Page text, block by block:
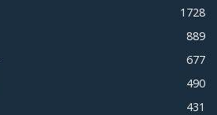
1728
889
677
490
431